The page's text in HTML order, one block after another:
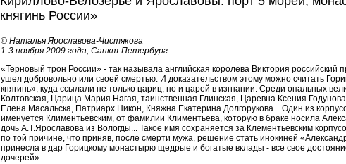
княгинь России»
© Наталья Ярославова-Чистякова
1-3 ноября 2009 года, Санкт-Петербург
«Терновый трон России» - так называла английская королева Виктория российский
ушел добровольно или своей смертью. И доказательством этому можно считать
княгинь», куда ссылали не только цариц, но и царей в изгнании. Среди опальных
Колтовская, Царица Мария Нагая, таинственная Глинская, Царевна Ксения
Елена Масальска, Патриарх Никон, Княжна Екатерина Долгорукова... Один из
именуется Климентьевским, от фамилии Климентьева, которую в браке носила
дочь А.Т.Ярославова из Вологды... Такое имя сохраняется за Клементьевским
по той причине, что приняв, после смерти мужа, решение стать инокиней
принесла в дар Горицкому монастырю щедрые и богатые вклады - все свое
дочерей».